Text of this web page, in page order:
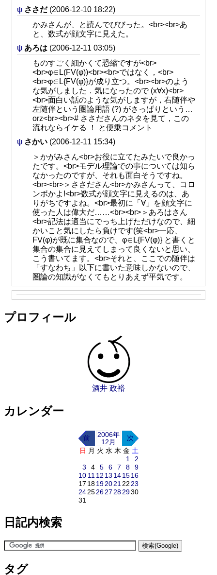
ψ ささだ (2006-12-10 18:22)
かみさんが、と読んでびびった。<br><br>あ
と、数式が顔文字に見えた。
ψ あろは (2006-12-11 03:05)
ものすごく細かくて恐縮ですが<br>
<br>φ∈L(FV(φ))<br><br>ではなく，<br>
<br>φ∈L{FV(φ)}が成り立つ。<br><br>のよう
な気がしました．気になったので (x∀x)<br>
<br>面白い話のような気がしますが，右随伴や
左随伴という圏論用語 (?) がさっぱりという…
orz<br><br># ささださんのネタを見て，この
流れならイケる ！ と便乗コメント
ψ さかい (2006-12-11 15:34)
＞かがみさん<br>お役に立てたみたいで良かっ
たです。<br>モデル理論での事については知ら
なかったのですが、それも面白そうですね。
<br><br>＞ささださん<br>かみさんって、コロ
ンボかよ!<br>数式が顔文字に見えるのは、あ
りがちですよね。<br>最初に「∀」を顔文字に
使った人は偉大だ……<br><br>＞あろはさん
<br>記法は適当にでっち上げただけなので、細
かいこと気にしたら負けです(笑<br>一応、
FV(φ)が既に集合なので、φ∈L{FV(φ)} と書くと
集合の集合に見えてしまって良くないと思い、
こう書いてます。<br>それと、ここでの随伴は
「すなわち」以下に書いた意味しかないので、
圏論の知識がなくてもとりあえず平気です。
プロフィール
酒井 政裕
カレンダー
前
2006年
12月
次
日 月 火 水 木 金 土
1
2
3
4 5 6 7 8
9
10 11 12 13 141516
17 18192021 22 23
24252627 282930
31
日記内検索
タグ